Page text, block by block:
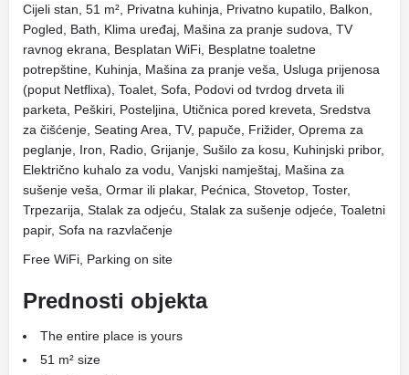
Cijeli stan, 51 m², Privatna kuhinja, Privatno kupatilo, Balkon,
Pogled, Bath, Klima uređaj, Mašina za pranje sudova, TV
ravnog ekrana, Besplatan WiFi, Besplatne toaletne
potrepštine, Kuhinja, Mašina za pranje veša, Usluga prijenosa
(poput Netflixa), Toalet, Sofa, Podovi od tvrdog drveta ili
parketa, Peškiri, Posteljina, Utičnica pored kreveta, Sredstva
za čišćenje, Seating Area, TV, papuče, Frižider, Oprema za
peglanje, Iron, Radio, Grijanje, Sušilo za kosu, Kuhinjski pribor,
Električno kuhalo za vodu, Vanjski namještaj, Mašina za
sušenje veša, Ormar ili plakar, Pećnica, Stovetop, Toster,
Trpezarija, Stalak za odjeću, Stalak za sušenje odjeće, Toaletni
papir, Sofa na razvlačenje
Free WiFi, Parking on site
Prednosti objekta
The entire place is yours
51 m² size